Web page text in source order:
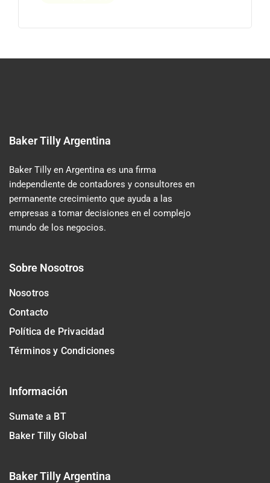
Baker Tilly Argentina
Baker Tilly en Argentina es una firma
independiente de contadores y consultores en
permanente crecimiento que ayuda a las
empresas a tomar decisiones en el complejo
mundo de los negocios.
Sobre Nosotros
Nosotros
Contacto
Política de Privacidad
Términos y Condiciones
Información
Sumate a BT
Baker Tilly Global
Baker Tilly Argentina